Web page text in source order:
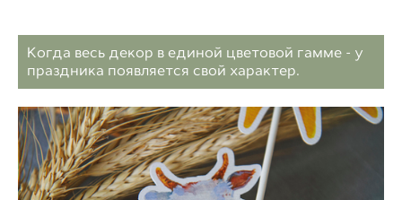
Когда весь декор в единой цветовой гамме - у
праздника появляется свой характер.